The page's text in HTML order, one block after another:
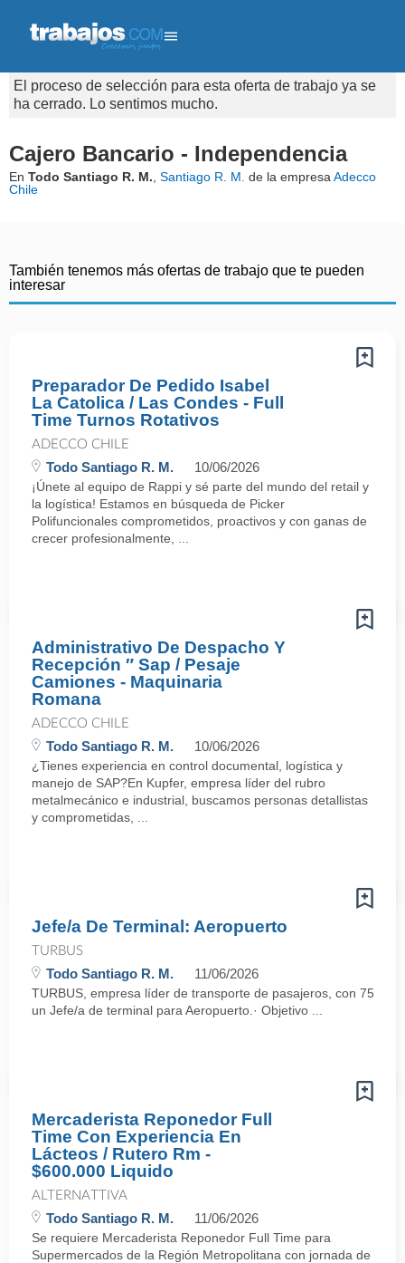
El proceso de selección para esta oferta de trabajo ya se
ha cerrado. Lo sentimos mucho.
Cajero Bancario - Independencia
En Todo Santiago R. M. Santiago R. M. de la empresa Adecco
Chile
También tenemos más ofertas de trabajo que te pueden
interesar
Preparador De Pedido Isabel
La Catolica / Las Condes - Full
Time Turnos Rotativos
ADECCO CHILE
Todo Santiago R. M. 10/06/2026
¡Únete al equipo de Rappi y sé parte del mundo del retail y
la logística! Estamos en búsqueda de Picker
Polifuncionales comprometidos, proactivos y con ganas de
crecer profesionalmente, ...
Administrativo De Despacho Y
Recepción ″ Sap / Pesaje
Camiones - Maquinaria
Romana
ADECCO CHILE
Todo Santiago R. M. 10/06/2026
¿Tienes experiencia en control documental, logística y
manejo de SAP?En Kupfer, empresa líder del rubro
metalmecánico e industrial, buscamos personas detallistas
y comprometidas, ...
Jefe/a De Terminal: Aeropuerto
TURBUS
Todo Santiago R. M. 11/06/2026
TURBUS, empresa líder de transporte de pasajeros, con 75
un Jefe/a de terminal para Aeropuerto.· Objetivo ...
Mercaderista Reponedor Full
Time Con Experiencia En
Lácteos / Rutero Rm -
$600.000 Liquido
ALTERNATTIVA
Todo Santiago R. M. 11/06/2026
Se requiere Mercaderista Reponedor Full Time para
Supermercados de la Región Metropolitana con jornada de